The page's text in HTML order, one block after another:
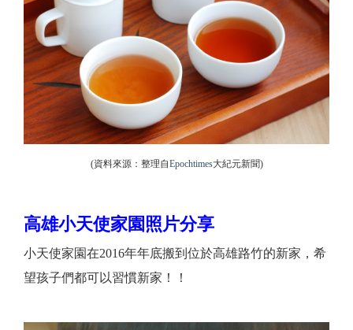
(資料來源：整理自Epochtimes大紀元新聞)
高雄小天使家園照片分享
小天使家園在2016年年底搬到位於高雄路竹的新家，希
望孩子們都可以習慣新家！！